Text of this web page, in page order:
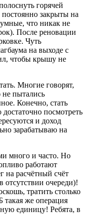
горячей
закрыты на
что никак не
После реновации
Чуть
на выходе с
чтобы крышу не
Многие говорят,
не пытались
Конечно, стать
посмотреть
и доход
зарабатываю на
много и часто. Но
работают
на расчётный счёт
отсутствии очереди)!
тратить столько
такая же операция
единицу! Ребята, в